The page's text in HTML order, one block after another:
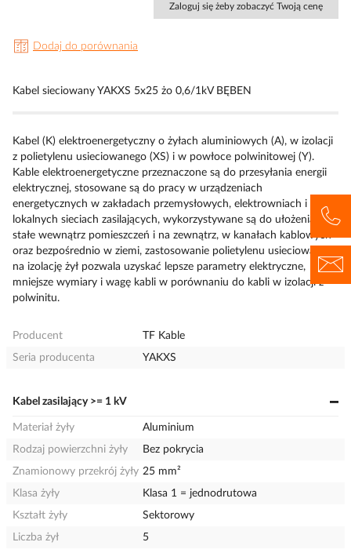
Zaloguj się żeby zobaczyć Twoją cenę
Dodaj do porównania
Kabel sieciowany YAKXS 5x25 żo 0,6/1kV BĘBEN
Kabel (K) elektroenergetyczny o żyłach aluminiowych (A), w izolacji
z polietylenu usieciowanego (XS) i w powłoce polwinitowej (Y).
Kable elektroenergetyczne przeznaczone są do przesyłania energii
elektrycznej, stosowane są do pracy w urządzeniach
energetycznych w zakładach przemysłowych, elektrowniach i
lokalnych sieciach zasilających, wykorzystywane są do ułożenia na
stałe wewnątrz pomieszczeń i na zewnątrz, w kanałach kablowych
oraz bezpośrednio w ziemi, zastosowanie polietylenu usieciowanego
na izolację żył pozwala uzyskać lepsze parametry elektryczne,
mniejsze wymiary i wagę kabli w porównaniu do kabli w izolacji z
polwinitu.
Producent
TF Kable
Seria producenta
YAKXS
Kabel zasilający >= 1 kV
Materiał żyły
Aluminium
Rodzaj powierzchni żyły
Bez pokrycia
Znamionowy przekrój żyły 25 mm²
Klasa żyły
Klasa 1 = jednodrutowa
Kształt żyły
Sektorowy
Liczba żył
5